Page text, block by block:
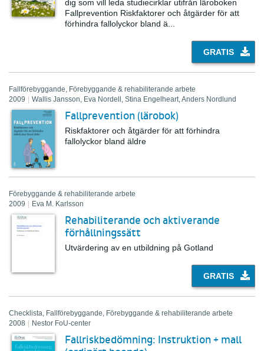
dig som vill leda studiecirklar utifrån läroboken
Fallprevention Riskfaktorer och åtgärder för att
förhindra fallolyckor bland ä...
GRATIS
Fallförebyggande, Förebyggande & rehabiliterande arbete
2009
Wallis Jansson, Eva Nordell, Stina Engelheart, Anders Nordlund
Fallprevention (lärobok)
Riskfaktorer och åtgärder för att förhindra
fallolyckor bland äldre
Förebyggande & rehabiliterande arbete
2009 | Eva M. Karlsson
Rehabiliterande och aktiverande
förhållningssätt
Utvärdering av en utbildning på Gotland
GRATIS
Checklista, Fallförebyggande, Förebyggande & rehabiliterande arbete
2008
Nestor FoU-center
Fallriskbedömning: Instruktion + mall